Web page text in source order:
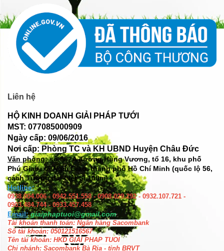
Liên hệ
HỘ KINH DOANH GIẢI PHÁP TƯỚI
MST: 077085000909
Ngày cấp: 09/06/2016
Nơi cấp: Phòng TC và KH UBND Huyện Châu Đức
Văn phòng: số382A đường Hùng Vương, tổ 16, khu phố
Phú Giao, xã Ngãi Giao, thành phố Hồ Chí Minh (quốc lộ 56,
cách Tượng đài Liệt Sĩ 100m)
Hotline:
0938.004.006 - 0942.551.558 - 0908.029.292 - 0932.107.721 -
0903.484.744 - 0933.457.458
Email: giaiphaptuoi@gmail.com
Tài khoản thanh toán: Ngân hàng Sacombank
Số tài khoản: 050121516567
Tên tài khoản: HKD GIAI PHAP TUOI
Chi nhánh: Sacombank Bà Rịa - tỉnh BRVT